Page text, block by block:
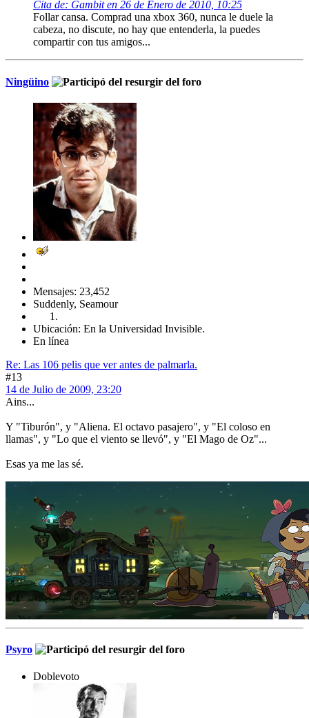
Cita de: Gambit en 26 de Enero de 2010, 10:25
Follar cansa. Comprad una xbox 360, nunca le duele la
cabeza, no discute, no hay que entenderla, la puedes
compartir con tus amigos...
Ningüino
Mensajes: 23,452
Suddenly, Seamour
Ubicación: En la Universidad Invisible.
En línea
Re: Las 106 pelis que ver antes de palmarla.
#13
14 de Julio de 2009, 23:20
Ains...
Y "Tiburón", y "Aliena. El octavo pasajero", y "El coloso en
llamas", y "Lo que el viento se llevó", y "El Mago de Oz"...
Esas ya me las sé.
Psyro
Doblevoto